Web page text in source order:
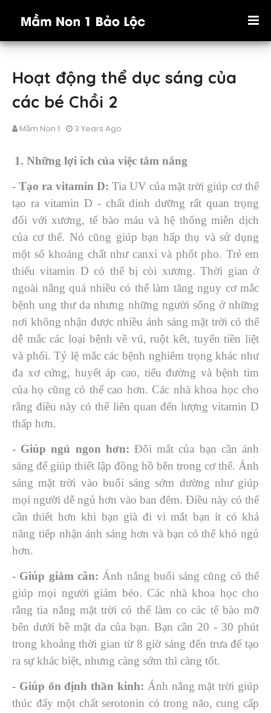
Hoạt động thể dục sáng của
các bé Chồi 2
Mầm Non 1 3 Years Ago
1. Những lợi ích của việc tắm nắng
- Tạo ra vitamin D: Tia UV của mặt trời giúp cơ thể
tạo ra vitamin D - chất dinh dưỡng rất quan trọng
đối với xương, tế bào máu và hệ thống miễn dịch
của cơ thể. Nó cũng giúp bạn hấp thụ và sử dụng
một số khoáng chất như canxi và phốt pho. Trẻ em
thiếu vitamin D có thể bị còi xương. Thời gian ở
ngoài nắng quá nhiều có thể làm tăng nguy cơ mắc
bệnh ung thư da nhưng những người sống ở những
nơi không nhận được nhiều ánh sáng mặt trời có thể
dễ mắc các loại bệnh về vú, ruột kết, tuyến tiền liệt
và phổi. Tỷ lệ mắc các bệnh nghiêm trọng khác như
đa xơ cứng, huyết áp cao, tiểu đường và bệnh tim
của họ cũng có thể cao hơn. Các nhà khoa học cho
rằng điều này có thể liên quan đến lượng vitamin D
thấp hơn.
- Giúp ngủ ngon hơn: Đôi mắt của bạn cần ánh
sáng để giúp thiết lập đồng hồ bên trong cơ thể. Ánh
sáng mặt trời vào buổi sáng sớm dường như giúp
mọi người dễ ngủ hơn vào ban đêm. Điều này có thể
cần thiết hơn khi bạn già đi vì mắt bạn ít có khả
năng tiếp nhận ánh sáng hơn và bạn có thể khó ngủ
hơn.
- Giúp giảm cân: Ánh nắng buổi sáng cũng có thể
giúp mọi người giảm béo. Các nhà khoa học cho
rằng tia nắng mặt trời có thể làm co các tế bào mỡ
bên dưới bề mặt da của bạn. Bạn cần 20 - 30 phút
trong khoảng thời gian từ 8 giờ sáng đến trưa để tạo
ra sự khác biệt, nhưng càng sớm thì càng tốt.
- Giúp ổn định thần kinh: Ánh nắng mặt trời giúp
thúc đẩy một chất serotonin có trong não, cung cấp